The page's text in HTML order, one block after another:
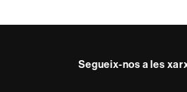
Segueix-nos a les